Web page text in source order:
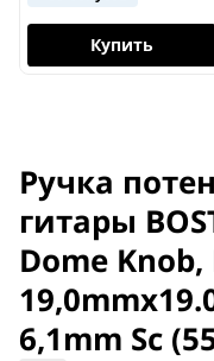
Ручка
гитары
Dome
6,1mm Sc